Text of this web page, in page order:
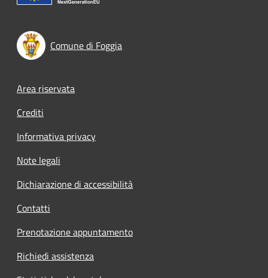
Comune di Foggia
Footer menu
Area riservata
Crediti
Informativa privacy
Note legali
Dichiarazione di accessibilità
Contatti
Prenotazione appuntamento
Richiedi assistenza